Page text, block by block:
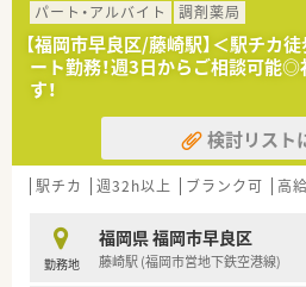
パート・アルバイト
調剤薬局
【福岡市早良区/藤崎駅】＜駅チカ
ート勤務！週3日からご相談可能
す！
検討リスト
駅チカ 週32h以上 ブランク可 高
勤務地
福岡県 福岡市早良区
藤崎駅 (福岡市営地下鉄空港線)